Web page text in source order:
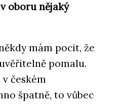
oboru nějaký
mám pocit, že
pomalu.
českém
špatně, to vůbec